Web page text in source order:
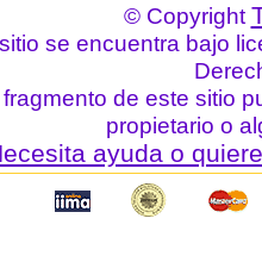
© Copyright
se encuentra bajo
de este sitio
propietario o
ayuda o